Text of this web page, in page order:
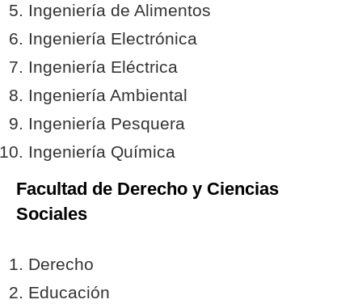
Ingeniería de Alimentos
Ingeniería Electrónica
Ingeniería Eléctrica
Ingeniería Ambiental
Ingeniería Pesquera
Ingeniería Química
Facultad de Derecho y Ciencias
Sociales
Derecho
Educación